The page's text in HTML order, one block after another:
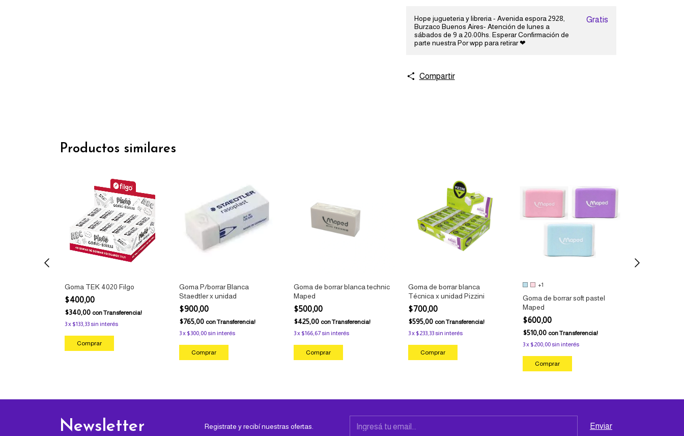
Hope jugueteria y libreria - Avenida espora 2928,
Burzaco Buenos Aires- Atención de lunes a
sábados de 9 a 20:00hs. Esperar Confirmación de
parte nuestra Por wpp para retirar ❤
Gratis
Compartir
Productos similares
Goma TEK 4020 Filgo
$400,00
$340,00 conTransferencia!
3x $133,33sin interés
Goma P/borrar Blanca
Staedtler x unidad
$900,00
$765,00 conTransferencia!
3x $300,00sin interés
Goma de borrar blanca technic
Maped
$500,00
$425,00 conTransferencia!
3x $166,67sin interés
Goma de borrar blanca
Técnica x unidad Pizzini
$700,00
$595,00 conTransferencia!
3x $233,33sin interés
+1
Goma de borrar soft pastel
Maped
$600,00
$510,00 conTransferencia!
3x $200,00sin interés
Comprar
Newsletter Registrate y recibí nuestras ofertas.